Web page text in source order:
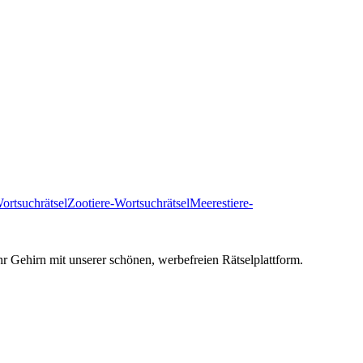
Zootiere-WortsuchrätselMeerestiere-
mit unserer schönen, werbefreien Rätselplattform.